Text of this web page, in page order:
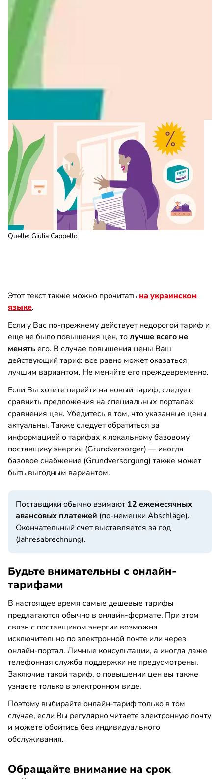
Quelle: Giulia Cappello
Этот текст также можно прочитать на украинском
языке.
Если у Вас по-прежнему действует недорогой тариф и
еще не было повышения цен, толучше всего не
менятьего. В случае повышения цены Ваш
действующий тариф все равно может оказаться
лучшим вариантом. Не меняйте его преждевременно.
Если Вы хотите перейти на новый тариф, следует
сравнить предложения на специальных порталах
сравнения цен. Убедитесь в том, что указанные цены
актуальны. Также следует обратиться за
информацией о тарифах к локальному базовому
поставщику энергии (Grundversorger) — иногда
базовое снабжение (Grundversorgung) также может
быть выгодным вариантом.
Поставщики обычно взимают 12 ежемесячных
авансовых платежей (по-немецки Abschläge).
Окончательный счет выставляется за год
(Jahresabrechnung).
Будьте внимательны с онлайн-
тарифами
В настоящее время самые дешевые тарифы
предлагаются обычно в онлайн-формате. При этом
связь с поставщиком энергии возможна
исключительно по электронной почте или через
онлайн-портал. Личные консультации, а иногда даже
телефонная служба поддержки не предусмотрены.
Заключив такой тариф, о повышении цен вы также
узнаете только в электронном виде.
Поэтому выбирайте онлайн-тариф только в том
случае, если Вы регулярно читаете электронную почту
и можете обойтись без индивидуального
обслуживания.
Обращайте внимание на срок